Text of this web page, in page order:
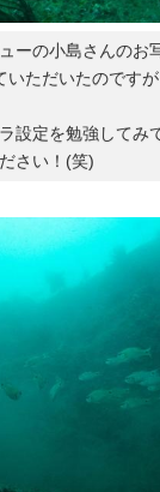
ーの小島さんのお
いただいたのです
設定を勉強してみ
さい！(笑)